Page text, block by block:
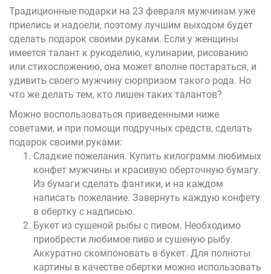
Традиционные подарки на 23 февраля мужчинам уже
приелись и надоели, поэтому лучшим выходом будет
сделать подарок своими руками. Если у женщины
имеется талант к рукоделию, кулинарии, рисованию
или стихосложению, она может вполне постараться, и
удивить своего мужчину сюрпризом такого рода. Но
что же делать тем, кто лишен таких талантов?
Можно воспользоваться приведенными ниже
советами, и при помощи подручных средств, сделать
подарок своими руками:
Сладкие пожелания. Купить килограмм любимых
конфет мужчины и красивую оберточную бумагу.
Из бумаги сделать фантики, и на каждом
написать пожелание. Завернуть каждую конфету
в обертку с надписью.
Букет из сушеной рыбы с пивом. Необходимо
приобрести любимое пиво и сушеную рыбу.
Аккуратно скомпоновать в букет. Для полноты
картины в качестве обертки можно использовать